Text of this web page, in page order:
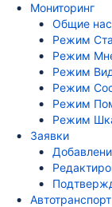
Мониторинг
Общие
Режим
Режим
Режим
Режим
Режим
Режим
Заявки
Автотранспорт